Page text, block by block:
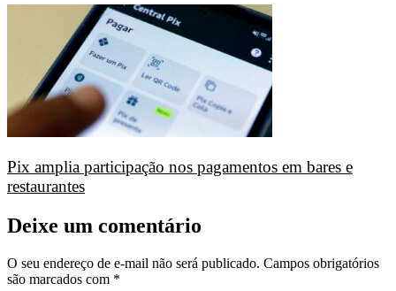
Pix amplia participação nos pagamentos em bares e
restaurantes
Deixe um comentário
O seu endereço de e-mail não será publicado. Campos obrigatórios
são marcados com *